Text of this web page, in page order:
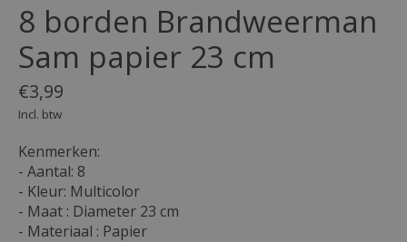
8 borden Brandweerman
Sam papier 23 cm
€3,99
Incl. btw
Kenmerken:
- Aantal: 8
- Kleur: Multicolor
- Maat : Diameter 23 cm
- Materiaal : Papier